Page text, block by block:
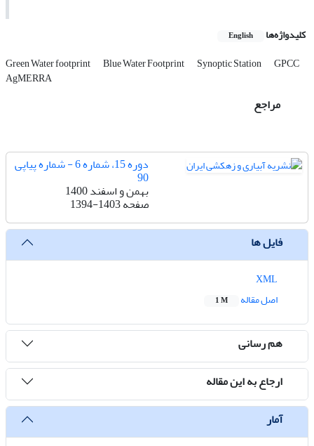
کلیدواژه‌ها English
Green Water footprint Blue Water Footprint Synoptic Station GPCC
AgMERRA
مراجع
دوره 15، شماره 6 - شماره پیاپی
90
بهمن و اسفند 1400
صفحه1394-1403
فایل ها
اصل مقاله
1 M
هم رسانی
ارجاع به این مقاله
آمار